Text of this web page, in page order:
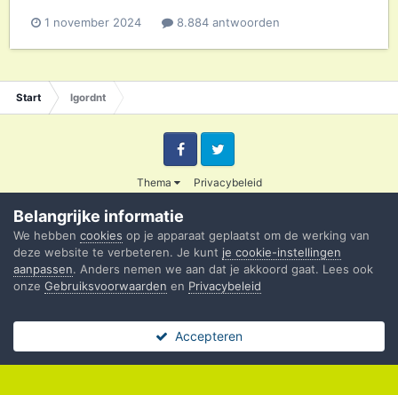
1 november 2024 8.884 antwoorden
Start Igordnt
Thema Privacybeleid
FacebookTwitter
Powered by Invision Community
Belangrijke informatie
We hebben cookies op je apparaat geplaatst om de werking van
deze website te verbeteren. Je kunt je cookie-instellingen
aanpassen. Anders nemen we aan dat je akkoord gaat. Lees ook
onze Gebruiksvoorwaarden en Privacybeleid
Accepteren